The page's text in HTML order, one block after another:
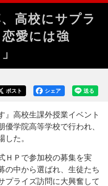
高校にサプラ
愛には強
送る
シェア
ポスト
高校生課外授業イベント
学院高等学校で行われ、
した。
ＨＰで参加校の募集を実
の中から選ばれ、生徒たち
プライズ訪問に大興奮して